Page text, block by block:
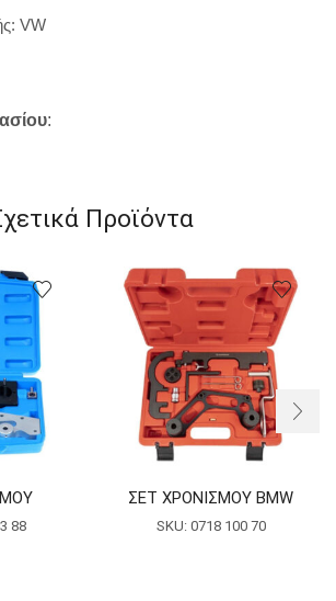
: VW
:
Προϊόντα
88
ΣΕΤ ΧΡΟΝΙΣΜΟΥ BMW
SKU: 0718 100 70